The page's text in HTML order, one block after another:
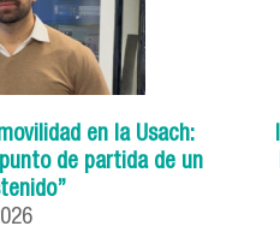
en la Usach:
de partida de un